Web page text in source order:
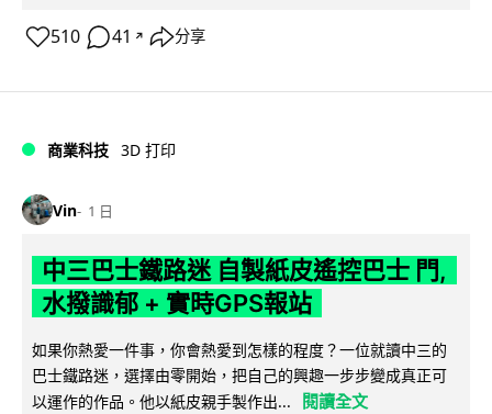
510 41 ↗ 分享
商業科技 3D 打印
Vin 1 日
中三巴士鐵路迷 自製紙皮遙控巴士 門,
水撥識郁 + 實時GPS報站
如果你熱愛一件事，你會熱愛到怎樣的程度？一位就讀中三的
巴士鐵路迷，選擇由零開始，把自己的興趣一步步變成真正可
以運作的作品。他以紙皮親手製作出...
閱讀全文